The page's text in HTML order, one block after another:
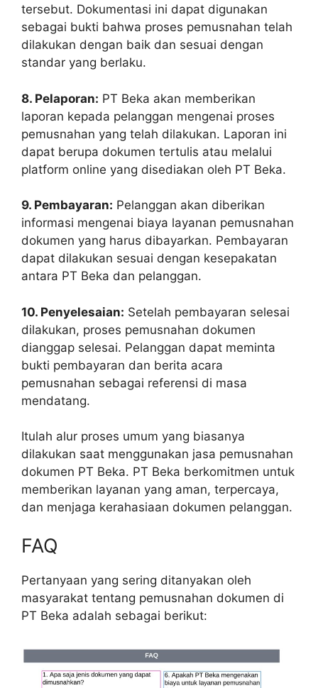
tersebut. Dokumentasi ini dapat digunakan
sebagai bukti bahwa proses pemusnahan telah
dilakukan dengan baik dan sesuai dengan
standar yang berlaku.
8. Pelaporan: PT Beka akan memberikan
laporan kepada pelanggan mengenai proses
pemusnahan yang telah dilakukan. Laporan ini
dapat berupa dokumen tertulis atau melalui
platform online yang disediakan oleh PT Beka.
9. Pembayaran: Pelanggan akan diberikan
informasi mengenai biaya layanan pemusnahan
dokumen yang harus dibayarkan. Pembayaran
dapat dilakukan sesuai dengan kesepakatan
antara PT Beka dan pelanggan.
10. Penyelesaian: Setelah pembayaran selesai
dilakukan, proses pemusnahan dokumen
dianggap selesai. Pelanggan dapat meminta
bukti pembayaran dan berita acara
pemusnahan sebagai referensi di masa
mendatang.
Itulah alur proses umum yang biasanya
dilakukan saat menggunakan jasa pemusnahan
dokumen PT Beka. PT Beka berkomitmen untuk
memberikan layanan yang aman, terpercaya,
dan menjaga kerahasiaan dokumen pelanggan.
FAQ
Pertanyaan yang sering ditanyakan oleh
masyarakat tentang pemusnahan dokumen di
PT Beka adalah sebagai berikut: